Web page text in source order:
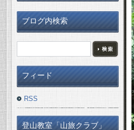
ブログ内検索
フィード
RSS
登山教室「山旅クラブ」